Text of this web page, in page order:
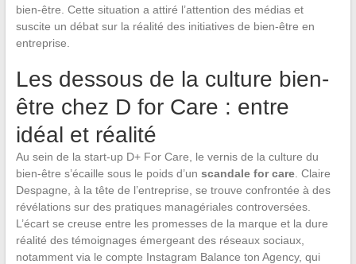
bien-être. Cette situation a attiré l’attention des médias et
suscite un débat sur la réalité des initiatives de bien-être en
entreprise.
Les dessous de la culture bien-
être chez D for Care : entre
idéal et réalité
Au sein de la start-up D+ For Care, le vernis de la culture du
bien-être s’écaille sous le poids d’un scandale for care. Claire
Despagne, à la tête de l’entreprise, se trouve confrontée à des
révélations sur des pratiques managériales controversées.
L’écart se creuse entre les promesses de la marque et la dure
réalité des témoignages émergeant des réseaux sociaux,
notamment via le compte Instagram Balance ton Agency, qui